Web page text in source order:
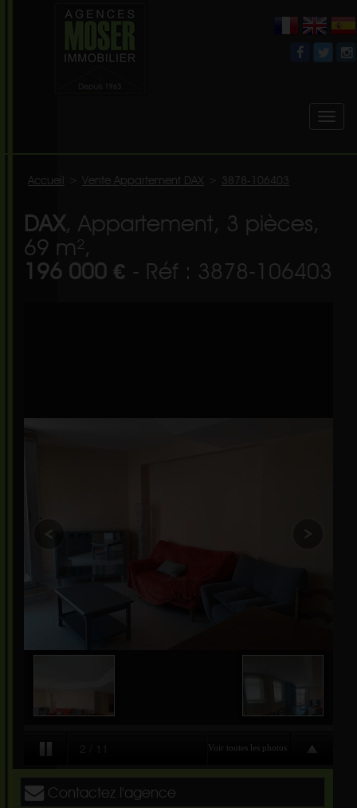
Accueil Vente Appartement DAX 3878-106403
DAX, Appartement, 3 pièces,
69 m²,
196 000 € - Réf : 3878-106403
Contactez l'agence